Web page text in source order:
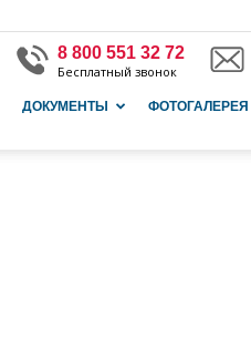
8 800 551 32 72
Бесплатный звонок
ДОКУМЕНТЫ ФОТОГАЛЕРЕЯ